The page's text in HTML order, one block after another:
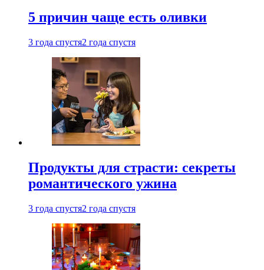
5 причин чаще есть оливки
3 года спустя2 года спустя
Продукты для страсти: секреты
романтического ужина
3 года спустя2 года спустя